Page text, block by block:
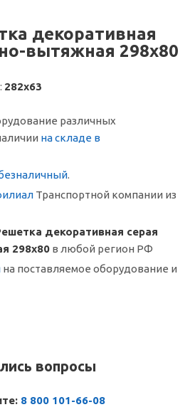
декоративная
вытяжная 298х80
282х63
различных
на складе в
.
Транспортной компании из
декоративная серая
298х80 в любой регион РФ
на поставляемое оборудование и
вопросы
8 800 101-66-08